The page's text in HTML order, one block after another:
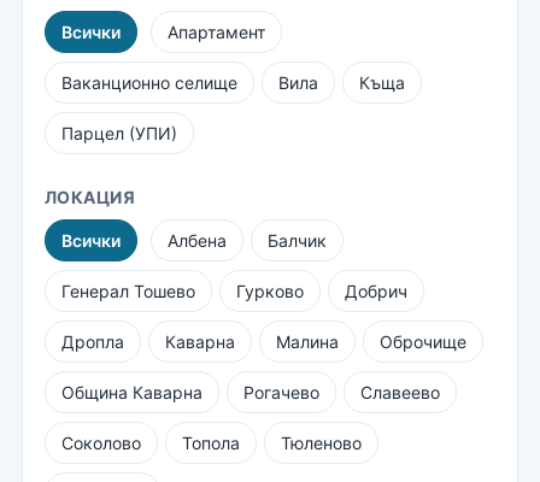
Всички Апартамент
Ваканционно селище Вила Къща
Парцел (УПИ)
ЛОКАЦИЯ
Всички Албена Балчик
Генерал Тошево Гурково Добрич
Дропла Каварна Малина Оброчище
Община Каварна Рогачево Славеево
Соколово Топола Тюленово